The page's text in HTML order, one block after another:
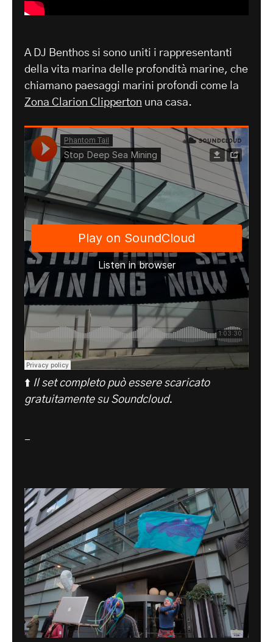
A DJ Benthos si sono uniti i rappresentanti
della vita marina delle profondità marine, che
chiamano paesaggi marini profondi come la
Zona Clarion Clipperton una casa.
⬆️ Il set completo può essere scaricato
gratuitamente su Soundcloud.
-